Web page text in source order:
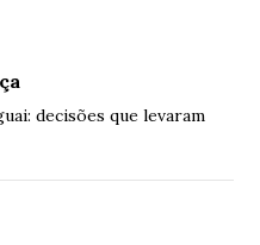
decisões que levaram